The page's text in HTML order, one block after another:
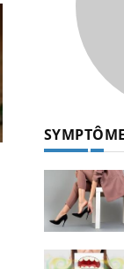
cancer de